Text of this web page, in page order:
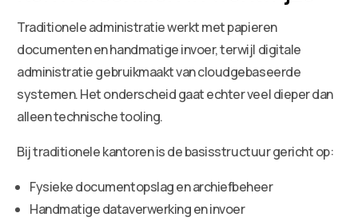
Traditionele administratie werkt met papieren
documenten en handmatige invoer, terwijl digitale
administratie gebruikmaakt van cloudgebaseerde
systemen. Het onderscheid gaat echter veel dieper dan
alleen technische tooling.
Bij traditionele kantoren is de basisstructuur gericht op:
Fysieke documentopslag en archiefbeheer
Handmatige dataverwerking en invoer